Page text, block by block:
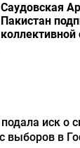
Саудовская
Пакистан
коллективной